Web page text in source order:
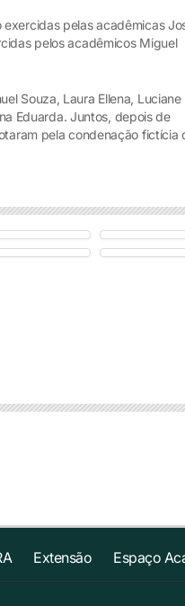
pelas acadêmicas
pelos acadêmicos Miguel
Souza, Laura Ellena, Luciane
Eduarda. Juntos, depois de
pela condenação fictícia
Extensão Espaço